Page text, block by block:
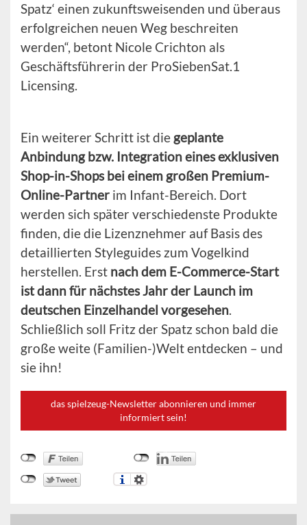
Spatz‘ einen zukunftsweisenden und überaus
erfolgreichen neuen Weg beschreiten
werden“, betont Nicole Crichton als
Geschäftsführerin der ProSiebenSat.1
Licensing.
Ein weiterer Schritt ist diegeplante
Anbindung bzw. Integration eines exklusiven
Shop-in-Shops bei einem großen Premium-
Online-Partner im Infant-Bereich. Dort
werden sich später verschiedenste Produkte
finden, die die Lizenznehmer auf Basis des
detaillierten Styleguides zum Vogelkind
herstellen. Erst nach dem E-Commerce-Start
ist dann für nächstes Jahr der Launch im
deutschen Einzelhandel vorgesehen.
Schließlich soll Fritz der Spatz schon bald die
große weite (Familien-)Welt entdecken – und
sie ihn!
das spielzeug-Newsletter abonnieren und immer
informiert sein!